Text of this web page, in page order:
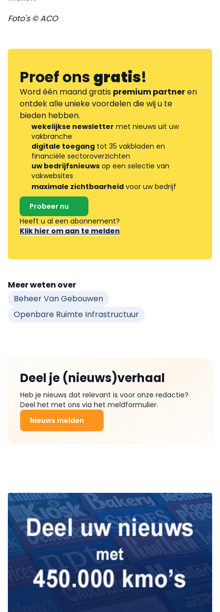
Foto's © ACO
Proef onsgratis!
Word één maand gratis premium partneren
ontdek alle unieke voordelen die wij u te
bieden hebben.
wekelijkse newsletter met nieuws uit uw
vakbranche
digitale toegang tot 35 vakbladen en
financiële sectoroverzichten
uw bedrijfsnieuws op een selectie van
vakwebsites
maximale zichtbaarheid voor uw bedrijf
Probeer nu
Heeft u al een abonnement?
Klik hier om aan te melden
Meer weten over
Beheer Van Gebouwen
Openbare Ruimte Infrastructuur
Deel je (nieuws)verhaal
Heb je nieuws dat relevant is voor onze redactie?
Deel het met ons via het meldformulier.
Nieuws melden